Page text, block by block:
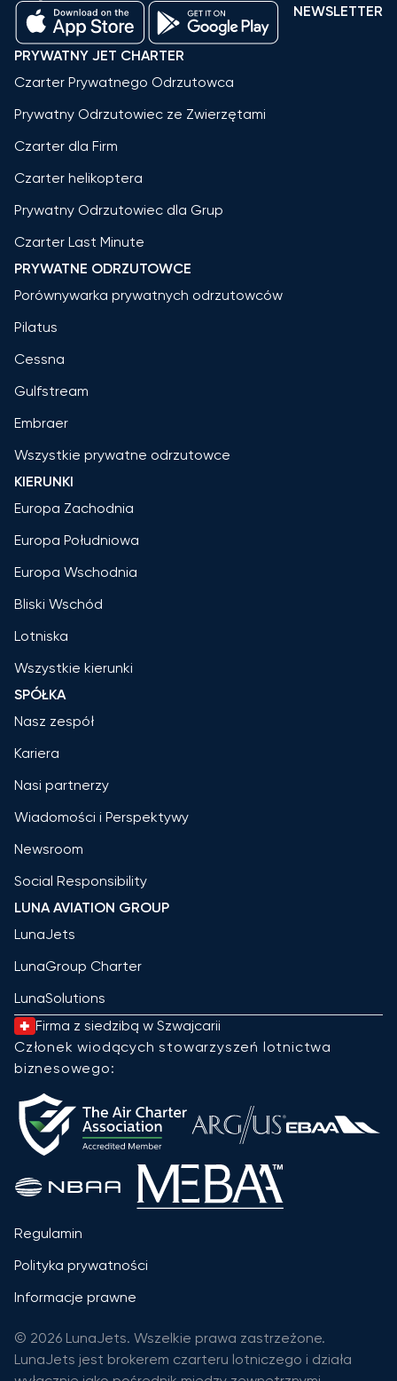
NEWSLETTER
PRYWATNY JET CHARTER
Czarter Prywatnego Odrzutowca
Prywatny Odrzutowiec ze Zwierzętami
Czarter dla Firm
Czarter helikoptera
Prywatny Odrzutowiec dla Grup
Czarter Last Minute
PRYWATNE ODRZUTOWCE
Porównywarka prywatnych odrzutowców
Pilatus
Cessna
Gulfstream
Embraer
Wszystkie prywatne odrzutowce
KIERUNKI
Europa Zachodnia
Europa Południowa
Europa Wschodnia
Bliski Wschód
Lotniska
Wszystkie kierunki
SPÓŁKA
Nasz zespół
Kariera
Nasi partnerzy
Wiadomości i Perspektywy
Newsroom
Social Responsibility
LUNA AVIATION GROUP
LunaJets
LunaGroup Charter
LunaSolutions
Firma z siedzibą w Szwajcarii
Członek wiodących stowarzyszeń lotnictwa
biznesowego:
Regulamin
Polityka prywatności
Informacje prawne
© 2026 LunaJets. Wszelkie prawa zastrzeżone.
LunaJets jest brokerem czarteru lotniczego i działa